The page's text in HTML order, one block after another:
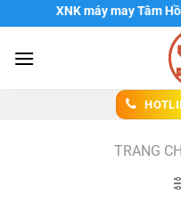
đến
nội
may Tâm Hồng Phát
TRANG